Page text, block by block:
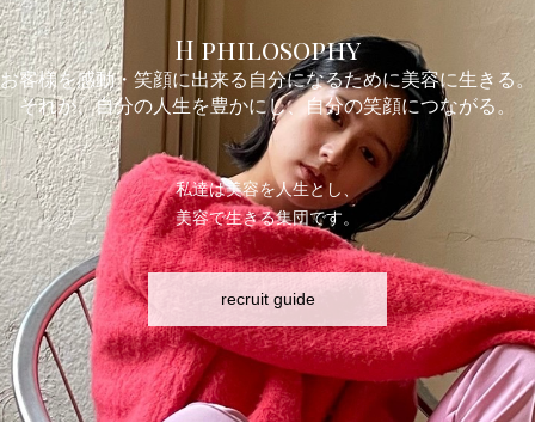
H philosophy
お客様を感動・笑顔に出来る自分になるために美容に生きる。
それが、自分の人生を豊かにし、自分の笑顔につながる。
私達は美容を人生とし、
美容で生きる集団です。
recruit guide